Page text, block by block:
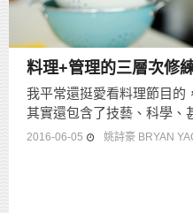
料理+管理的三層次修
我平常還挺愛看料理節目的
其實還包含了技藝、科學、
2016-06-05 姚詩豪 BRYAN